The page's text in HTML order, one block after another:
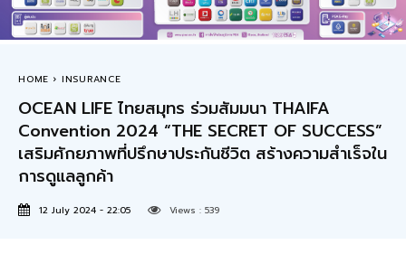
HOME INSURANCE
OCEAN LIFE ไทยสมุทร ร่วมสัมมนา THAIFA
Convention 2024 “THE SECRET OF SUCCESS”
เสริมศักยภาพที่ปรึกษาประกันชีวิต สร้างความสำเร็จใน
การดูแลลูกค้า
12 July 2024 - 22:05 Views : 539